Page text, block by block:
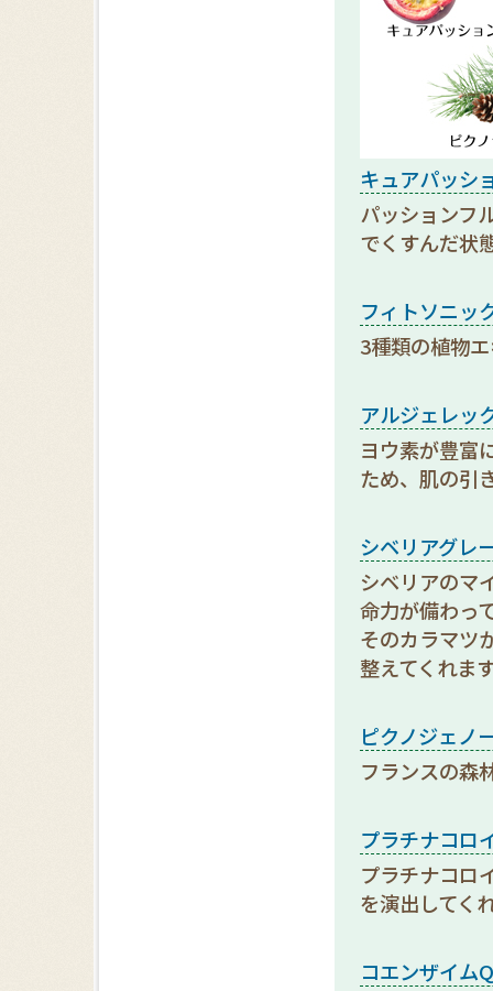
キュアパッシ
パッションフ
でくすんだ状
フィトソニッ
3種類の植物
アルジェレッ
ヨウ素が豊富
ため、肌の引
シベリアグレ
シベリアのマ
命力が備わっ
そのカラマツ
整えてくれま
ピクノジェノ
フランスの森
プラチナコロ
プラチナコロ
を演出してく
コエンザイム